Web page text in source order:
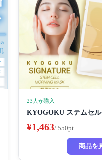
23人が購入
KYOGOKU ステムセル
¥1,463/ 550pt
商品を